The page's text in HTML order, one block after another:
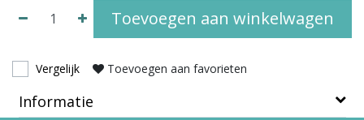
Toevoegen aan winkelwagen
Vergelijk Toevoegen aan favorieten
Informatie